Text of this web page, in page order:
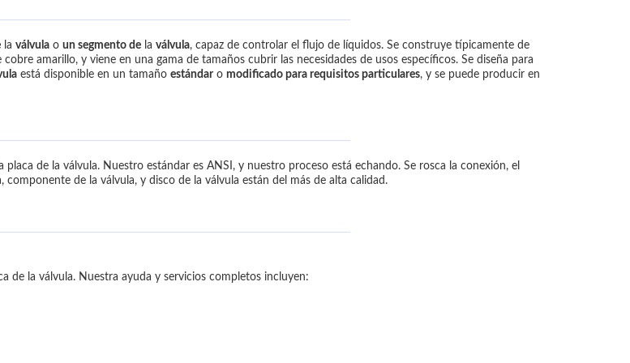
la válvula o un segmento de la válvula, capaz de controlar el flujo de líquidos. Se construye típicamente de
amarillo, y viene en una gama de tamaños cubrir las necesidades de usos específicos. Se diseña para
está disponible en un tamaño estándaro modificado para requisitos particulares, y se puede producir en
de la válvula. Nuestro estándar es ANSI, y nuestro proceso está echando. Se rosca la conexión, el
de la válvula, y disco de la válvula están del más de alta calidad.
de la válvula. Nuestra ayuda y servicios completos incluyen: